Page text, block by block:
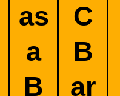
as
a
B
C
B
ar